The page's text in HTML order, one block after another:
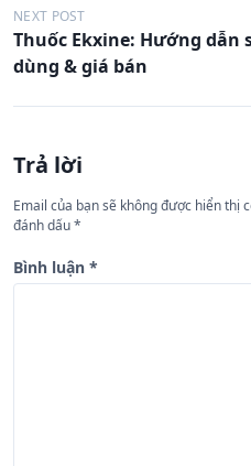
u
h
n
b
à
i
NEXT POST
Thuốc Ekxine: Hướng dẫn
dùng & giá bán
Trả lời
Email của bạn sẽ không được hiển thị
đánh dấu*
Bình luận *